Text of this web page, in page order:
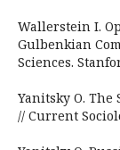
Wallerstein I.
Gulbenkian
Sciences.
Yanitsky O.
// Current